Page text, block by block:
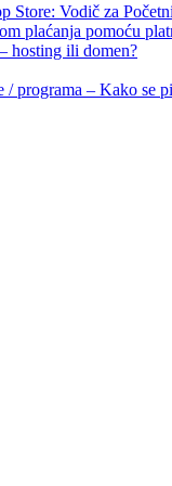
Store: Vodič za
plaćanja pomoću
hosting ili domen?
programa – Kako se